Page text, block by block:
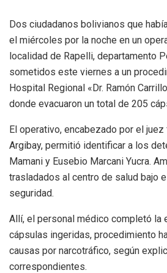
Dos ciudadanos bolivianos que
el miércoles por la noche en un
localidad de Rapelli, departamento
sometidos este viernes a un
Hospital Regional «Dr. Ramón
donde evacuaron un total de 205
El operativo, encabezado por el
Argibay, permitió identificar a los
Mamani y Eusebio Marcani Yucra.
trasladados al centro de salud bajo
seguridad.
Allí, el personal médico completó la
cápsulas ingeridas, procedimiento
causas por narcotráfico, según
correspondientes.